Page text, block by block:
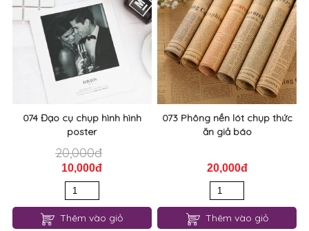
074 Đạo cụ chụp hình hình
poster
20,000đ
10,000đ
Thêm vào giỏ
073 Phông nền lót chụp thức
ăn giả báo
20,000đ
Thêm vào giỏ